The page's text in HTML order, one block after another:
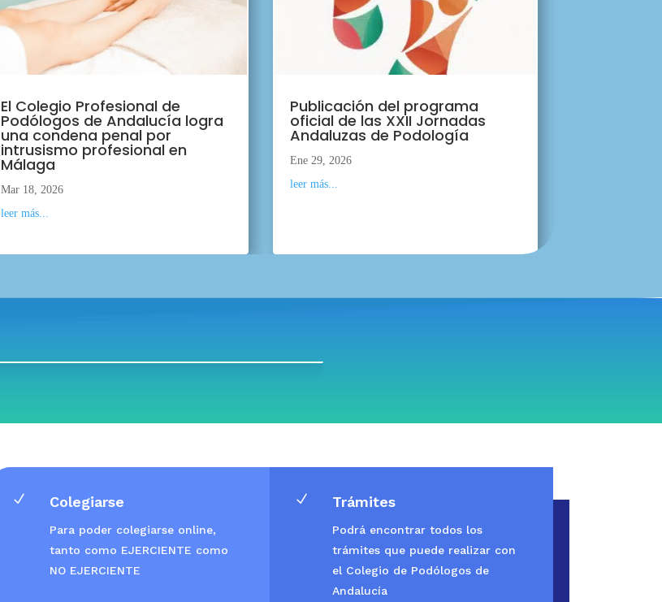
El Colegio Profesional de
Podólogos de Andalucía logra
una condena penal por
intrusismo profesional en
Málaga
Mar 18, 2026
leer más...
Publicación del programa
oficial de las XXII Jornadas
Andaluzas de Podología
Ene 29, 2026
leer más...
N Colegiarse
Para poder colegiarse online,
tanto como EJERCIENTE como
NO EJERCIENTE
N Trámites
Podrá encontrar todos los
trámites que puede realizar con
el Colegio de Podólogos de
Andalucía